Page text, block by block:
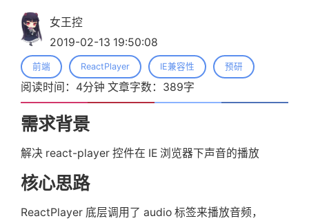
女王控
2019-02-13 19:50:08
前端 ReactPlayer IE兼容性 预研
阅读时间： 4分钟 文章字数： 389字
需求背景
解决 react-player 控件在 IE 浏览器下声音的播放
核心思路
ReactPlayer 底层调用了 audio 标签来播放音频，